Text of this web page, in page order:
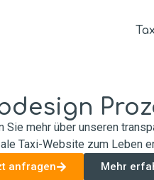
Sie mehr über unseren
Taxi-Website zum Leben
anfragen Mehr